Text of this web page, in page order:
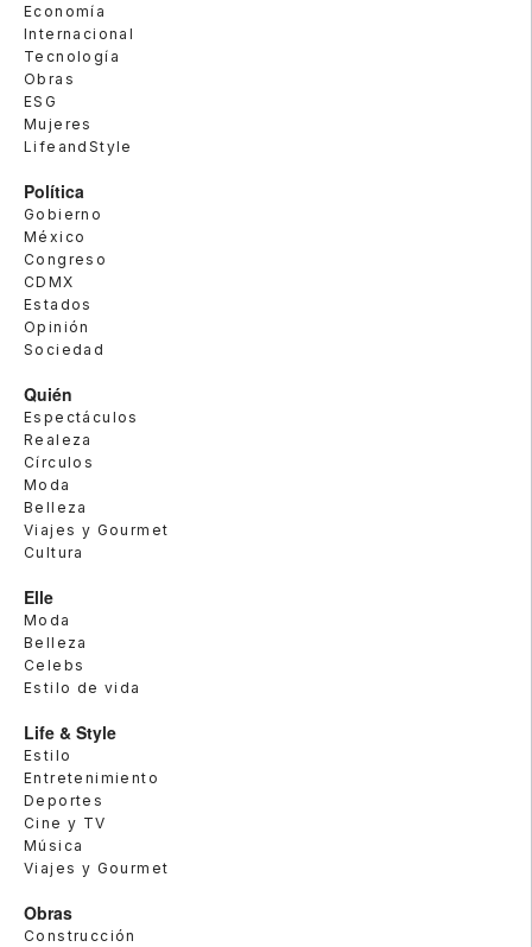
Economía
Internacional
Tecnología
Obras
ESG
Mujeres
LifeandStyle
Política
Gobierno
México
Congreso
CDMX
Estados
Opinión
Sociedad
Quién
Espectáculos
Realeza
Círculos
Moda
Belleza
Viajes y Gourmet
Cultura
Elle
Moda
Belleza
Celebs
Estilo de vida
Life & Style
Estilo
Entretenimiento
Deportes
Cine y TV
Música
Viajes y Gourmet
Obras
Construcción